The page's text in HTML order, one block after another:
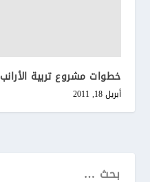
خطوات مشروع تربية الأرانب
أبريل 18, 2011